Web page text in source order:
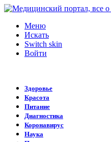
Меню
Искать
Switch skin
Войти
Здоровье
Красота
Питание
Диагностика
Коронавирус
Наука